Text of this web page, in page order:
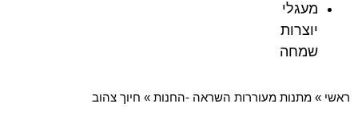
מעגלי
יוצרות
שמחה
ראשי » מתנות מעוררות השראה -החנות » חיוך צהוב